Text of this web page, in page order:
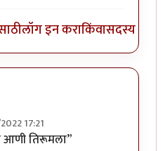
लॉग इन कराकिंवासदस्य व्हा
17:21
मला फारच शामळू वाटली.
आणी तिरूमला”